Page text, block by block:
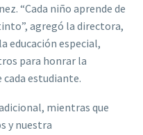
“Cada niño aprende de
agregó la directora,
educación especial,
para honrar la
estudiante.
mientras que
y nuestra